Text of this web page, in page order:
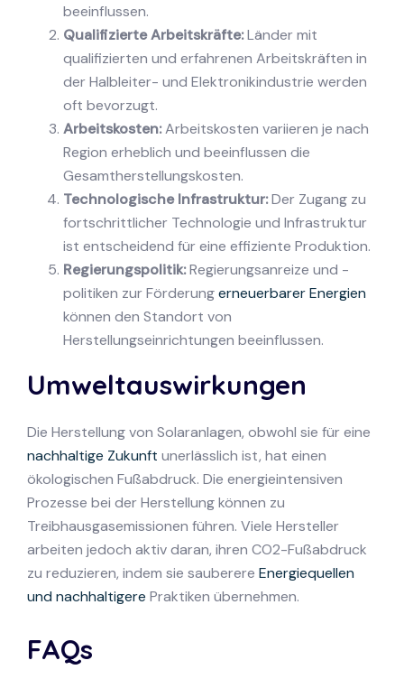
beeinflussen.
Qualifizierte Arbeitskräfte:Länder mit
qualifizierten und erfahrenen Arbeitskräften in
der Halbleiter- und Elektronikindustrie werden
oft bevorzugt.
Arbeitskosten:Arbeitskosten variieren je nach
Region erheblich und beeinflussen die
Gesamtherstellungskosten.
Technologische Infrastruktur:Der Zugang zu
fortschrittlicher Technologie und Infrastruktur
ist entscheidend für eine effiziente Produktion.
Regierungspolitik:Regierungsanreize und -
politiken zur Förderungerneuerbarer Energien
können den Standort von
Herstellungseinrichtungen beeinflussen.
Umweltauswirkungen
Die Herstellung von Solaranlagen, obwohl sie für eine
nachhaltige Zukunft unerlässlich ist, hat einen
ökologischen Fußabdruck. Die energieintensiven
Prozesse bei der Herstellung können zu
Treibhausgasemissionen führen. Viele Hersteller
arbeiten jedoch aktiv daran, ihren CO2-Fußabdruck
zu reduzieren, indem sie sauberere Energiequellen
und nachhaltigere Praktiken übernehmen.
FAQs